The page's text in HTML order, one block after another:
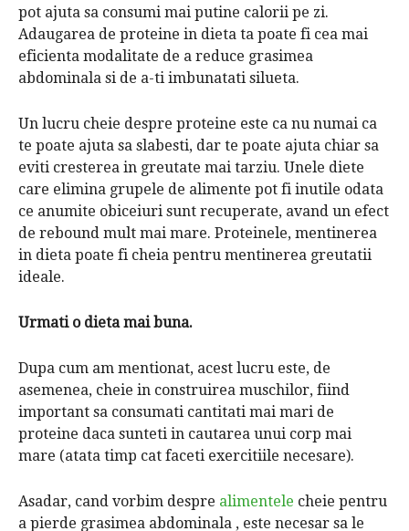
pot ajuta sa consumi mai putine calorii pe zi.
Adaugarea de proteine ​​in dieta ta poate fi cea mai
eficienta modalitate de a reduce grasimea
abdominala si de a-ti imbunatati silueta.
Un lucru cheie despre proteine ​​este ca nu numai ca
te poate ajuta sa slabesti, dar te poate ajuta chiar sa
eviti cresterea in greutate mai tarziu. Unele diete
care elimina grupele de alimente pot fi inutile odata
ce anumite obiceiuri sunt recuperate, avand un efect
de rebound mult mai mare. Proteinele, mentinerea
in dieta poate fi cheia pentru mentinerea greutatii
ideale.
Urmati o dieta mai buna.
Dupa cum am mentionat, acest lucru este, de
asemenea, cheie in construirea muschilor, fiind
important sa consumati cantitati mai mari de
proteine ​​daca sunteti in cautarea unui corp mai
mare (atata timp cat faceti exercitiile necesare).
Asadar, cand vorbim despre alimentele cheie pentru
a pierde grasimea abdominala , este necesar sa le